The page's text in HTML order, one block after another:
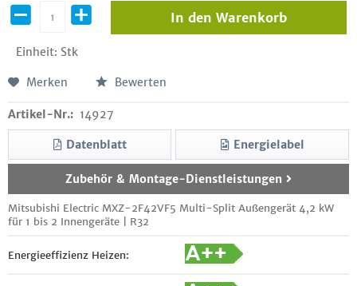
Einheit: Stk
In den Warenkorb
Merken Bewerten
Artikel-Nr.: 14927
Datenblatt Energielabel
Zubehör & Montage-Dienstleistungen
Mitsubishi Electric MXZ-2F42VF5 Multi-Split Außengerät 4,2 kW
für 1 bis 2 Innengeräte | R32
Energieeffizienz Heizen: